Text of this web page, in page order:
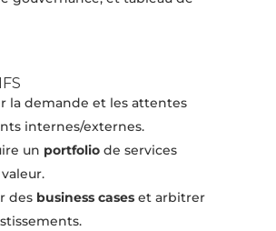
la demande et les attentes
internes/externes.
un portfoliode services
des business caseset arbitrer